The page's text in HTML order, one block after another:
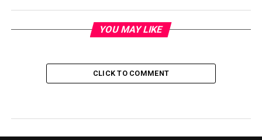
YOU MAY LIKE
CLICK TO COMMENT